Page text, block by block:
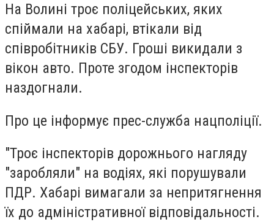
На Волині троє поліцейських, яких
спіймали на хабарі, втікали від
співробітників СБУ. Гроші викидали з
вікон авто. Проте згодом інспекторів
наздогнали.
Про це інформує прес-служба нацполіції.
"Троє інспекторів дорожнього нагляду
"заробляли" на водіях, які порушували
ПДР. Хабарі вимагали за непритягнення
їх до адміністративної відповідальності.